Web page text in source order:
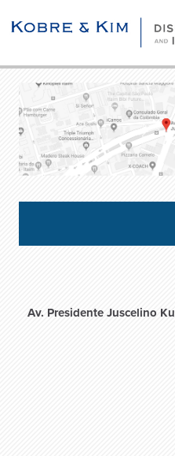
Av. Presidente Juscelino